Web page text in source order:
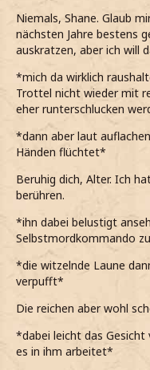
Niemals, Shane. Glaub
nächsten Jahre bestens
auskratzen, aber ich will
*mich da wirklich
Trottel nicht wieder mit
eher runterschlucken
*dann aber laut
Händen flüchtet*
Beruhig dich, Alter. Ich
berühren.
*ihn dabei belustigt
Selbstmordkommando
*die witzelnde Laune
verpufft*
Die reichen aber wohl
*dabei leicht das
es in ihm arbeitet*